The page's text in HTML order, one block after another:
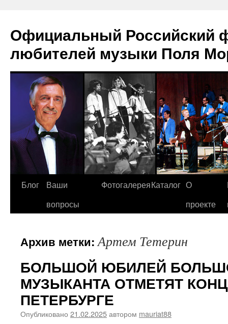
Официальный Российский
любителей музыки Поля
Перейти
Блог
Ваши
вопросы
ФотогалереяКаталог О
проекте
Архив метки:Артем Тетерин
БОЛЬШОЙ ЮБИЛЕЙ
МУЗЫКАНТА ОТМЕТЯТ
ПЕТЕРБУРГЕ
Опубликовано 21.02.2025автором mauriat88